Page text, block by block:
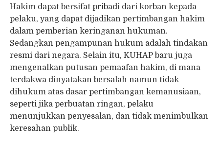
Hakim dapat bersifat pribadi dari korban kepada
pelaku, yang dapat dijadikan pertimbangan hakim
dalam pemberian keringanan hukuman.
Sedangkan pengampunan hukum adalah tindakan
resmi dari negara. Selain itu, KUHAP baru juga
mengenalkan putusan pemaafan hakim, di mana
terdakwa dinyatakan bersalah namun tidak
dihukum atas dasar pertimbangan kemanusiaan,
seperti jika perbuatan ringan, pelaku
menunjukkan penyesalan, dan tidak menimbulkan
keresahan publik.